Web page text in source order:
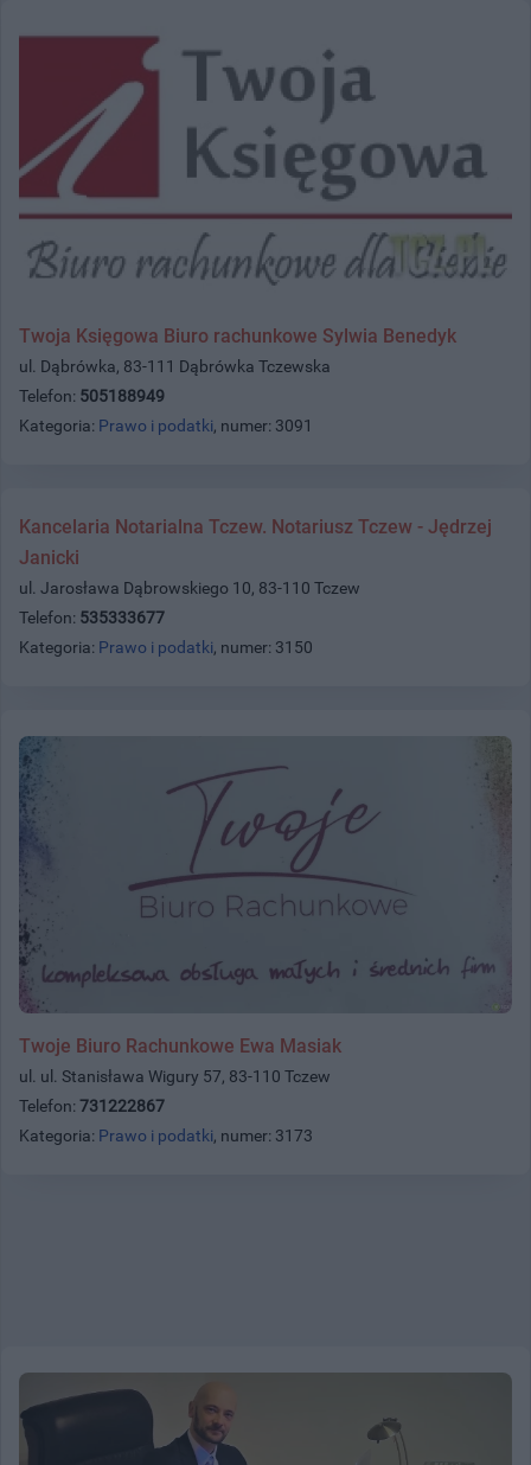
Twoja Księgowa Biuro rachunkowe Sylwia Benedyk
ul. Dąbrówka, 83-111 Dąbrówka Tczewska
Telefon: 505188949
Kategoria: Prawo i podatki, numer: 3091
Kancelaria Notarialna Tczew. Notariusz Tczew - Jędrzej
Janicki
ul. Jarosława Dąbrowskiego 10, 83-110 Tczew
Telefon: 535333677
Kategoria: Prawo i podatki, numer: 3150
Twoje Biuro Rachunkowe Ewa Masiak
ul. ul. Stanisława Wigury 57, 83-110 Tczew
Telefon: 731222867
Kategoria: Prawo i podatki, numer: 3173